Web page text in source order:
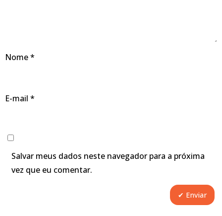
Nome*
E-mail *
Salvar meus dados neste navegador para a próxima
vez que eu comentar.